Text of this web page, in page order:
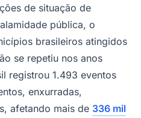
de situação de
pública, o
brasileiros atingidos
se repetiu nos anos
registrou 1.493 eventos
enxurradas,
afetando mais de 336 mil